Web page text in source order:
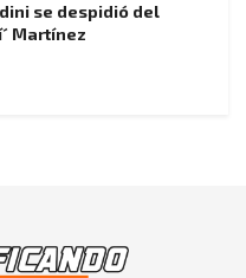
se despidió del
Martínez